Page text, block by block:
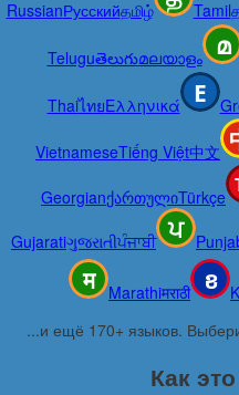
RussianРусскийதமிழ் Tamil
Teluguతెలుగుമലയാളം
ThaiไทยΕλληνικά
VietnameseTiếng Việt中文
GeorgianქართულიTürkçe
Gujaratiગુજરાતીਪੰਜਾਬੀ
Marathiमराठी
...и ещё 170+ языков.
Как